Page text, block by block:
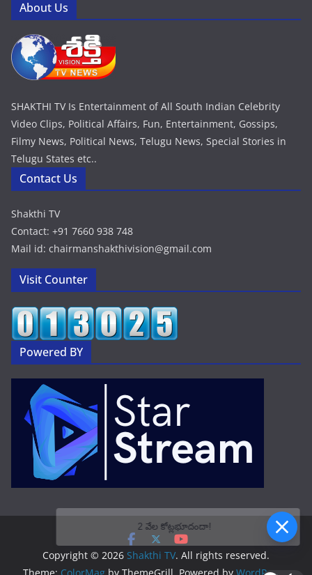
About Us
SHAKTHI TV Is Entertainment of All South Indian Celebrity
Video Clips, Political Affairs, Fun, Entertainment, Gossips,
Filmy News, Political News, Telugu News, Special Stories in
Telugu States etc..
Contact Us
Shakthi TV
Contact: +91 7660 938 748
Mail id: chairmanshakthivision@gmail.com
Visit Counter
Powered BY
Copyright © 2026 Shakthi TV. All rights reserved.
2 వేల కోట్లభూదందా!